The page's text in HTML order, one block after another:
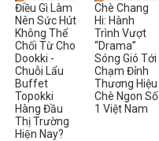
Điều Gì Làm
Nên Sức Hút
Không Thể
Chối Từ Cho
Dookki -
Chuỗi Lẩu
Buffet
Topokki
Hàng Đầu
Thị Trường
Hiện Nay?
Chè Chang
Hi: Hành
Trình Vượt
“Drama”
Sóng Gió Tới
Chạm Đỉnh
Thương Hiệu
Chè Ngon Số
1 Việt Nam